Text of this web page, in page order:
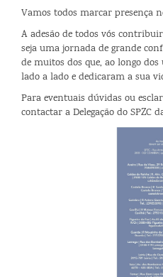
Vamos todos marcar presença
A adesão de todos vós
seja uma jornada de grande
de muitos dos que, ao longo
lado a lado e dedicaram a sua
Para eventuais dúvidas ou
contactar a Delegação do SPZC